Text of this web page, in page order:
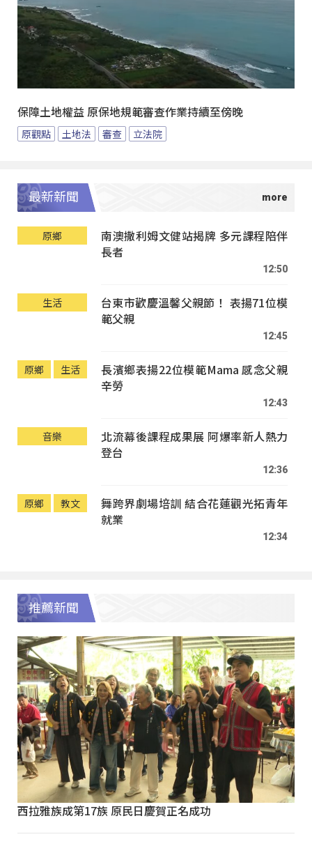
保障土地權益 原保地規範審查作業持續至傍晚
原觀點 土地法 審查 立法院
最新新聞
原鄉
南澳撒利姆文健站揭牌 多元課程陪伴
長者
12:50
生活
台東市歡慶溫馨父親節！ 表揚71位模
範父親
12:45
原鄉 生活
長濱鄉表揚22位模範Mama 感念父親
辛勞
12:43
音樂
北流幕後課程成果展 阿爆率新人熱力
登台
12:36
原鄉 教文
舞跨界劇場培訓 結合花蓮觀光拓青年
就業
12:34
推薦新聞
西拉雅族成第17族 原民日慶賀正名成功